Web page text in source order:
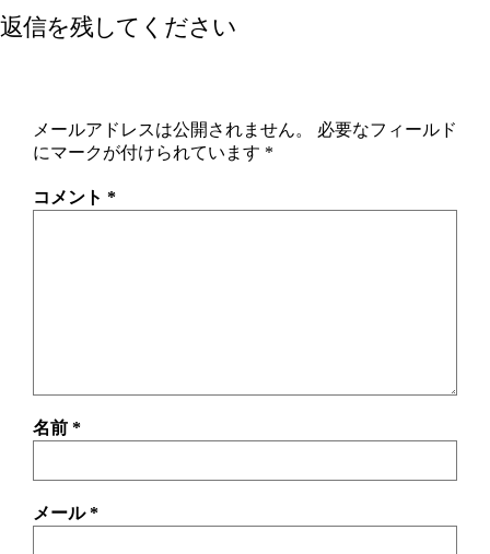
返信を残してください
メールアドレスは公開されません。
必要なフィールド
にマークが付けられています *
コメント *
名前 *
メール*